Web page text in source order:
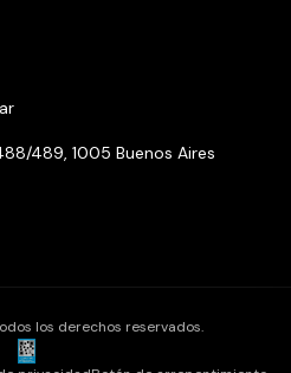
489, 1005 Buenos Aires
los derechos reservados.